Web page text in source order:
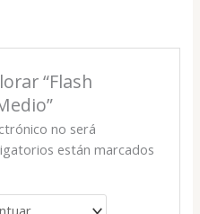
“Flash
no será
están marcados